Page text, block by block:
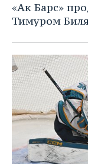
«Ак Барс»
Тимуром